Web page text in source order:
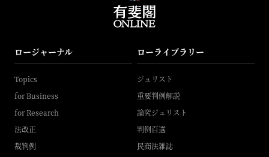
ロージャーナル
Topics
for Business
for Research
法改正
裁判例
ローライブラリー
ジュリスト
重要判例解説
論究ジュリスト
判例百選
民商法雑誌